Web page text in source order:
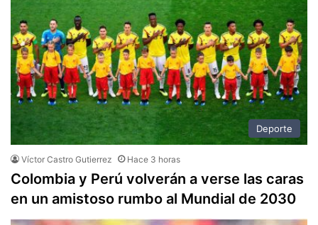
Deporte
Víctor Castro Gutierrez Hace 3 horas
Colombia y Perú volverán a verse las caras
en un amistoso rumbo al Mundial de 2030